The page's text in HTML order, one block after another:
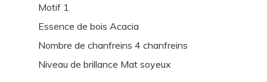
Motif 1
Essence de bois Acacia
Nombre de chanfreins 4 chanfreins
Niveau de brillance Mat soyeux